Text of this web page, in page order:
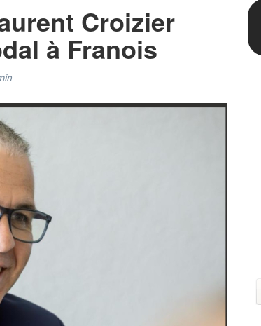
Croizier
à Franois